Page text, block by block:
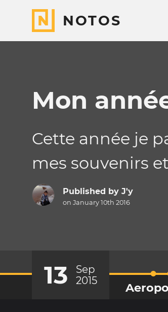
NOTOS
Mon
Cette année je
mes souvenirs
Published by J'y
on January 10th 2016
13
Sep
2015